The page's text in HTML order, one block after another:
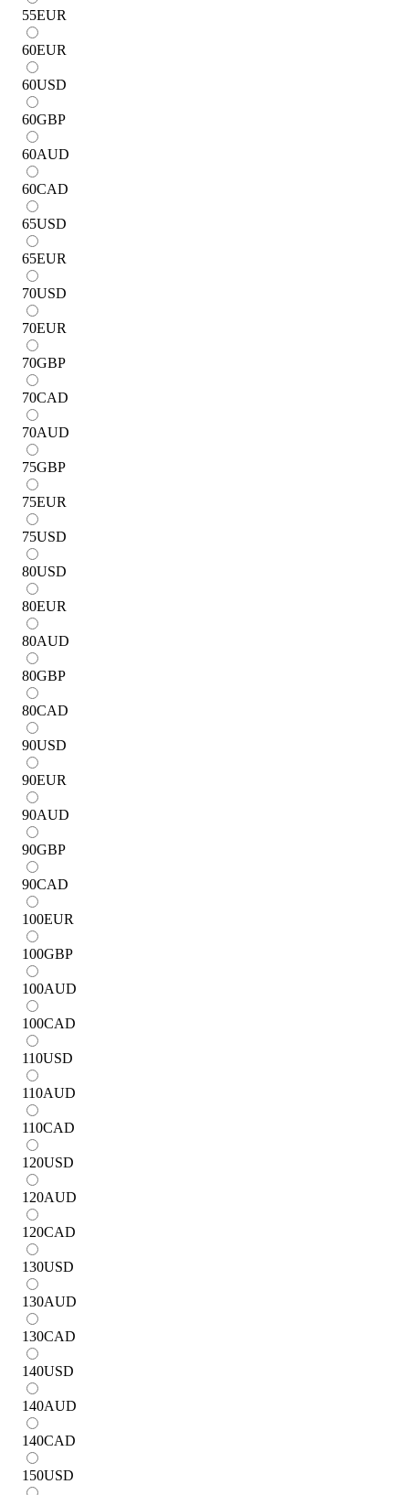
55EUR
60EUR
60USD
60GBP
60AUD
60CAD
65USD
65EUR
70USD
70EUR
70GBP
70CAD
70AUD
75GBP
75EUR
75USD
80USD
80EUR
80AUD
80GBP
80CAD
90USD
90EUR
90AUD
90GBP
90CAD
100EUR
100GBP
100AUD
100CAD
110USD
110AUD
110CAD
120USD
120AUD
120CAD
130USD
130AUD
130CAD
140USD
140AUD
140CAD
150USD